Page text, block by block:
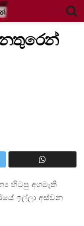
හිටපු අගමැති
ඉල්ලා අස්වන